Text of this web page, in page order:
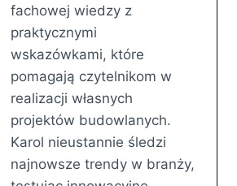
fachowej wiedzy z
praktycznymi
wskazówkami, które
pomagają czytelnikom w
realizacji własnych
projektów budowlanych.
Karol nieustannie śledzi
najnowsze trendy w branży,